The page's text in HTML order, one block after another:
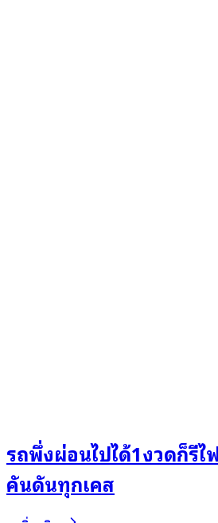
รถพึ่งผ่อนไปได้1งวดก็รี
คันดันทุกเคส